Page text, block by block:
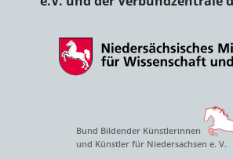
Bund Bildender Künstlerinnen
und Künstler für Niedersachsen e. V.